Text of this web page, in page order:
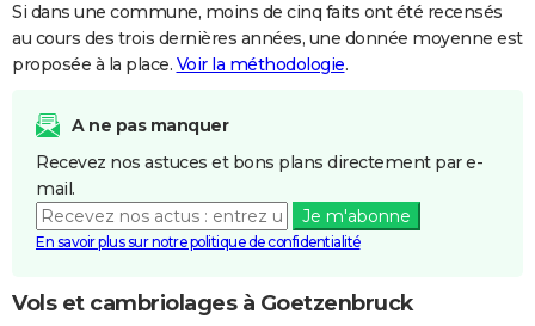
Si dans une commune, moins de cinq faits ont été recensés
au cours des trois dernières années, une donnée moyenne est
proposée à la place. Voir la méthodologie.
A ne pas manquer
Recevez nos astuces et bons plans directement par e-
mail.
Je m'abonne
En savoir plus sur notre politique de confidentialité
Vols et cambriolages à Goetzenbruck